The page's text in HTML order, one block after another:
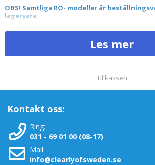
OBS! Samtliga RO- modeller är
lagervara.
Clearly of Sweden - Chalmers Teknikpark
Les mer
Til kassen
Kontakt oss:
Ring:
031 - 69 01 00 (08-17)
Mail:
info@clearlyofsweden.se